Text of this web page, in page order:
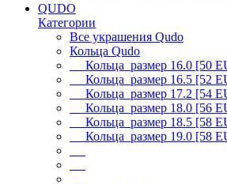
QUDO
Категории
Все украшения Qudo
Кольца Qudo
Кольца размер 16.0 [50
Кольца размер 16.5 [52
Кольца размер 17.2 [54
Кольца размер 18.0 [56
Кольца размер 18.5 [58
Кольца размер 19.0 [58